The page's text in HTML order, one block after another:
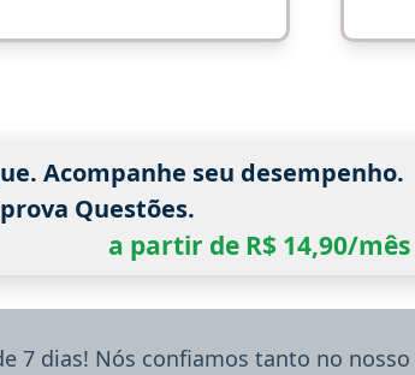
Acompanhe seu desempenho.
Questões.
a partir de R$ 14,90/mês
7 dias! Nós confiamos tanto no